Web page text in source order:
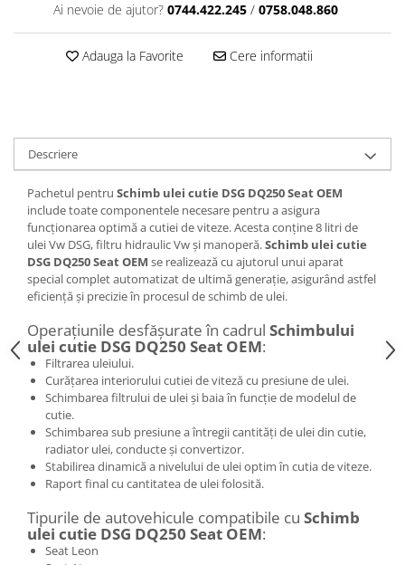
Ai nevoie de ajutor? 0744.422.245 / 0758.048.860
Adauga la Favorite Cere informatii
Descriere
Pachetul pentru Schimb ulei cutie DSG DQ250 Seat OEM
include toate componentele necesare pentru a asigura
funcționarea optimă a cutiei de viteze. Acesta conține 8 litri de
ulei Vw DSG, filtru hidraulic Vw și manoperă.Schimb ulei cutie
DSG DQ250 Seat OEM se realizează cu ajutorul unui aparat
special complet automatizat de ultimă generație, asigurând astfel
eficiență și precizie în procesul de schimb de ulei.
Operațiunile desfășurate în cadrul Schimbului
ulei cutie DSG DQ250 Seat OEM:
Filtrarea uleiului.
Curățarea interiorului cutiei de viteză cu presiune de ulei.
Schimbarea filtrului de ulei și baia în funcție de modelul de
cutie.
Schimbarea sub presiune a întregii cantități de ulei din cutie,
radiator ulei, conducte și convertizor.
Stabilirea dinamică a nivelului de ulei optim în cutia de viteze.
Raport final cu cantitatea de ulei folosită.
Tipurile de autovehicule compatibile cu Schimb
ulei cutie DSG DQ250 Seat OEM:
Seat Leon